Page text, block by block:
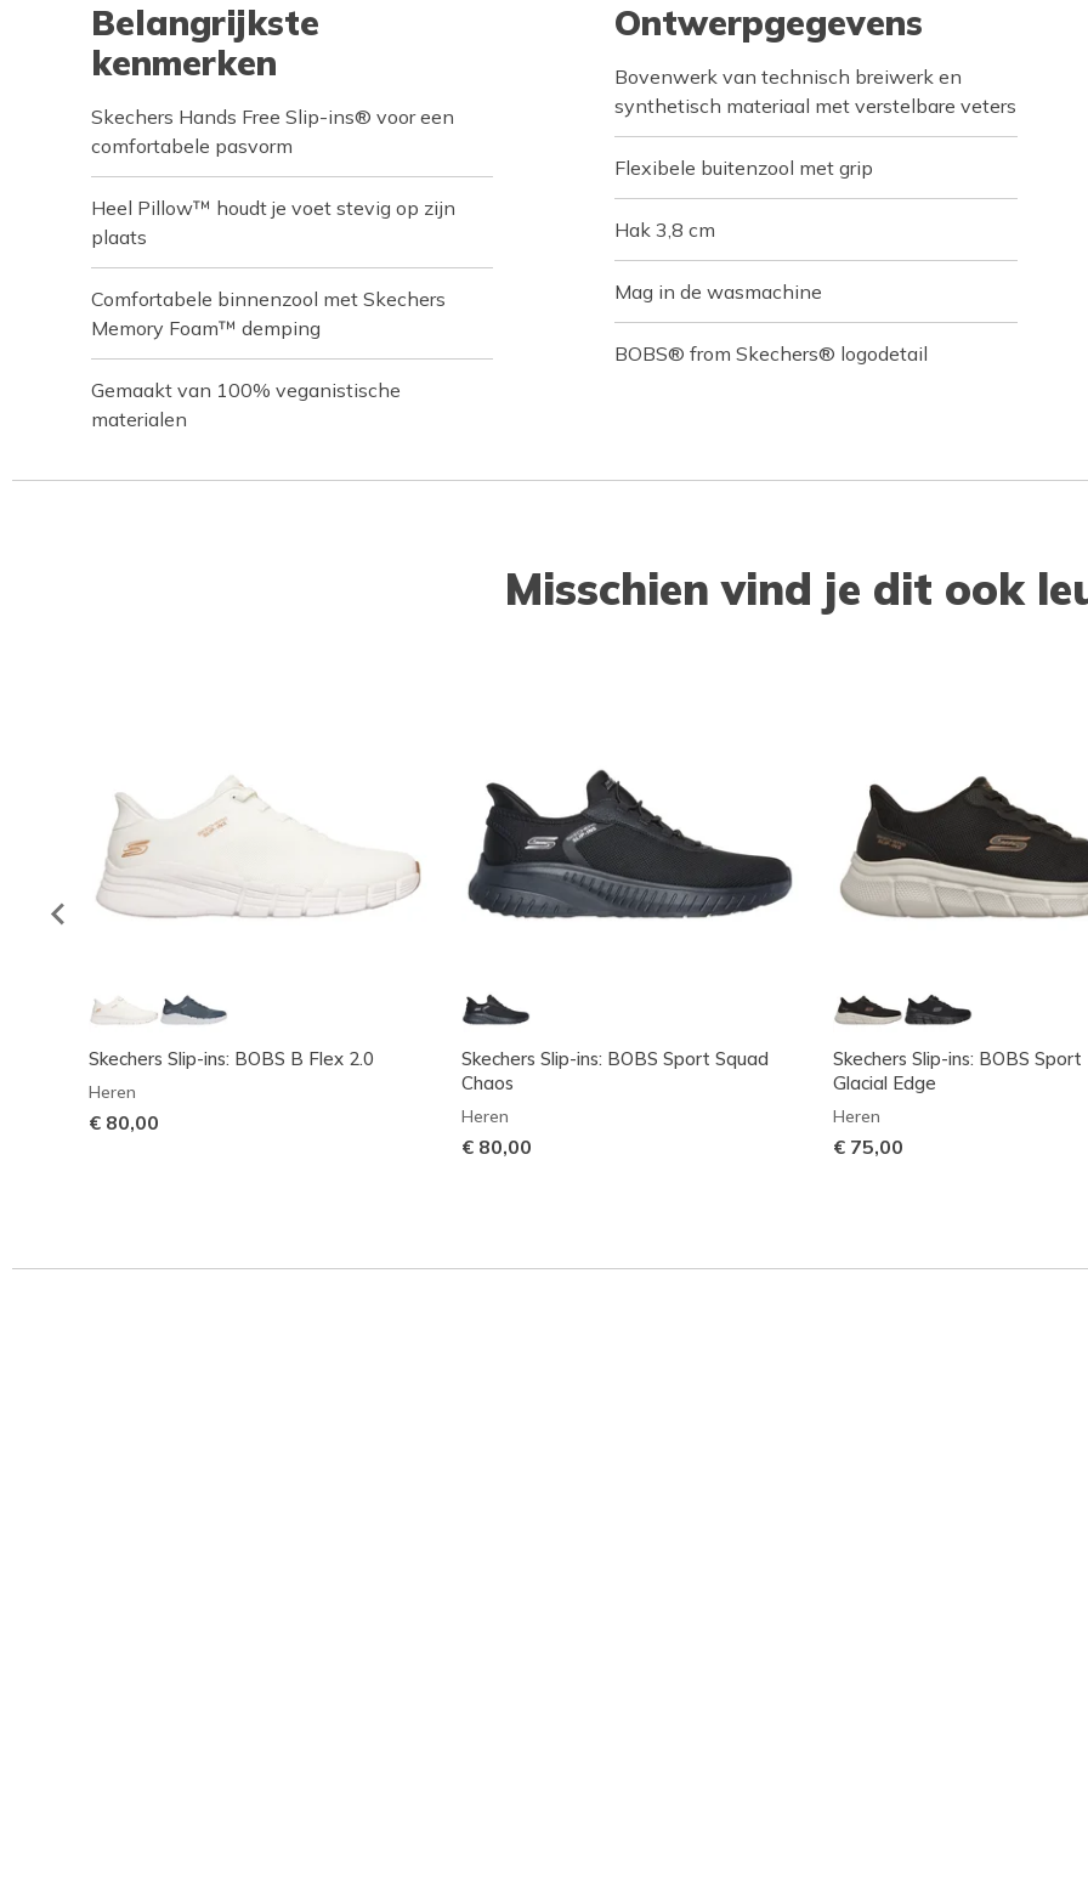
Belangrijkste
kenmerken
Skechers Hands Free Slip-ins® voor een
comfortabele pasvorm
Heel Pillow™ houdt je voet stevig op zijn
plaats
Comfortabele binnenzool met Skechers
Memory Foam™ demping
Gemaakt van 100% veganistische
materialen
Ontwerpgegevens
Bovenwerk van technisch breiwerk en
synthetisch materiaal met verstelbare veters
Flexibele buitenzool met grip
Hak 3,8 cm
Mag in de wasmachine
BOBS® from Skechers® logodetail
Misschien vind je dit ook
Skechers Slip-ins: BOBS B Flex 2.0
Heren
€ 80,00
Skechers Slip-ins: BOBS Sport Squad
Chaos
Heren
€ 80,00
Skechers Slip-ins: BOBS
Glacial Edge
Heren
€ 75,00